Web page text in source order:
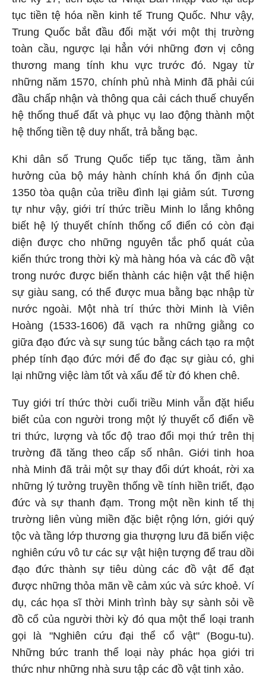
tục tiền tệ hóa nền kinh tế Trung Quốc. Như vậy,
Trung Quốc bắt đầu đối mặt với một thị trường
toàn cầu, ngược lại hẳn với những đơn vị công
thương mang tính khu vực trước đó. Ngay từ
những năm 1570, chính phủ nhà Minh đã phải cúi
đầu chấp nhận và thông qua cải cách thuế chuyển
hệ thống thuế đất và phục vụ lao động thành một
hệ thống tiền tệ duy nhất, trả bằng bạc.
Khi dân số Trung Quốc tiếp tục tăng, tầm ảnh
hưởng của bộ máy hành chính khá ổn định của
1350 tòa quận của triều đình lại giảm sút. Tương
tự như vậy, giới trí thức triều Minh lo lắng không
biết hệ lý thuyết chính thống cổ điển có còn đại
diện được cho những nguyên tắc phổ quát của
kiến thức trong thời kỳ mà hàng hóa và các đồ vật
trong nước được biến thành các hiện vật thể hiện
sự giàu sang, có thể được mua bằng bạc nhập từ
nước ngoài. Một nhà trí thức thời Minh là Viên
Hoàng (1533-1606) đã vạch ra những giằng co
giữa đạo đức và sự sung túc bằng cách tạo ra một
phép tính đạo đức mới để đo đạc sự giàu có, ghi
lại những việc làm tốt và xấu để từ đó khen chê.
Tuy giới trí thức thời cuối triều Minh vẫn đặt hiểu
biết của con người trong một lý thuyết cổ điển về
tri thức, lượng và tốc độ trao đổi mọi thứ trên thị
trường đã tăng theo cấp số nhân. Giới tinh hoa
nhà Minh đã trải một sự thay đổi dứt khoát, rời xa
những lý tưởng truyền thống về tính hiền triết, đạo
đức và sự thanh đạm. Trong một nền kinh tế thị
trường liên vùng miền đặc biệt rộng lớn, giới quý
tộc và tầng lớp thương gia thượng lưu đã biến việc
nghiên cứu vô tư các sự vật hiện tượng để trau dồi
đạo đức thành sự tiêu dùng các đồ vật để đạt
được những thỏa mãn về cảm xúc và sức khoẻ. Ví
dụ, các họa sĩ thời Minh trình bày sự sành sỏi về
đồ cổ của người thời kỳ đó qua một thể loại tranh
gọi là "Nghiên cứu đại thể cổ vật" (Bogu-tu).
Những bức tranh thể loại này phác họa giới tri
thức như những nhà sưu tập các đồ vật tinh xảo.